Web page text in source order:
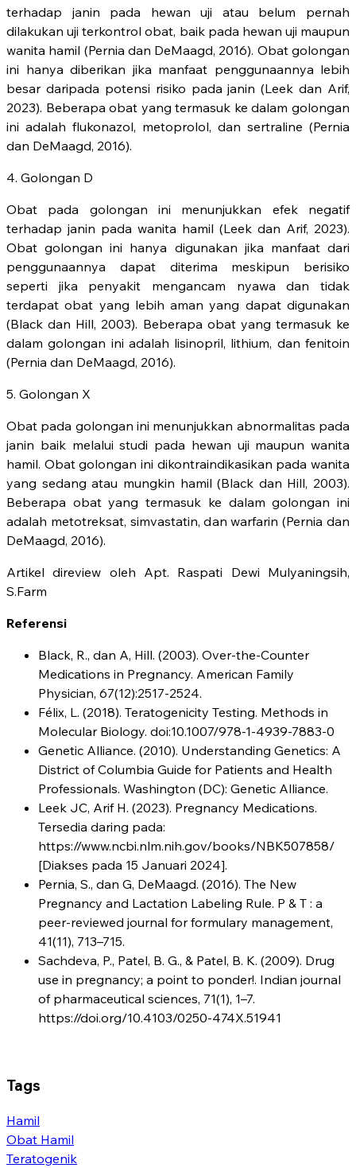
terhadap janin pada hewan uji atau belum pernah
dilakukan uji terkontrol obat, baik pada hewan uji maupun
wanita hamil (Pernia dan DeMaagd, 2016). Obat golongan
ini hanya diberikan jika manfaat penggunaannya lebih
besar daripada potensi risiko pada janin (Leek dan Arif,
2023). Beberapa obat yang termasuk ke dalam golongan
ini adalah flukonazol, metoprolol, dan sertraline (Pernia
dan DeMaagd, 2016).
4. Golongan D
Obat pada golongan ini menunjukkan efek negatif
terhadap janin pada wanita hamil (Leek dan Arif, 2023).
Obat golongan ini hanya digunakan jika manfaat dari
penggunaannya dapat diterima meskipun berisiko
seperti jika penyakit mengancam nyawa dan tidak
terdapat obat yang lebih aman yang dapat digunakan
(Black dan Hill, 2003). Beberapa obat yang termasuk ke
dalam golongan ini adalah lisinopril, lithium, dan fenitoin
(Pernia dan DeMaagd, 2016).
5. Golongan X
Obat pada golongan ini menunjukkan abnormalitas pada
janin baik melalui studi pada hewan uji maupun wanita
hamil. Obat golongan ini dikontraindikasikan pada wanita
yang sedang atau mungkin hamil (Black dan Hill, 2003).
Beberapa obat yang termasuk ke dalam golongan ini
adalah metotreksat, simvastatin, dan warfarin (Pernia dan
DeMaagd, 2016).
Artikel direview oleh Apt. Raspati Dewi Mulyaningsih,
S.Farm
Referensi
Black, R., dan A, Hill. (2003). Over-the-Counter
Medications in Pregnancy. American Family
Physician, 67(12):2517-2524.
Félix, L. (2018). Teratogenicity Testing. Methods in
Molecular Biology. doi:10.1007/978-1-4939-7883-0
Genetic Alliance. (2010). Understanding Genetics: A
District of Columbia Guide for Patients and Health
Professionals. Washington (DC): Genetic Alliance.
Leek JC, Arif H. (2023). Pregnancy Medications.
Tersedia daring pada:
https://www.ncbi.nlm.nih.gov/books/NBK507858/
[Diakses pada 15 Januari 2024].
Pernia, S., dan G, DeMaagd. (2016). The New
Pregnancy and Lactation Labeling Rule. P & T : a
peer-reviewed journal for formulary management,
41(11), 713–715.
Sachdeva, P., Patel, B. G., & Patel, B. K. (2009). Drug
use in pregnancy; a point to ponder!. Indian journal
of pharmaceutical sciences, 71(1), 1–7.
https://doi.org/10.4103/0250-474X.51941
Tags
Hamil
Obat Hamil
Teratogenik